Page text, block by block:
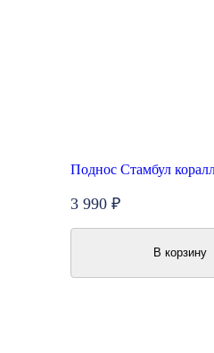
Поднос Стамбул
3 990 ₽
В корзину